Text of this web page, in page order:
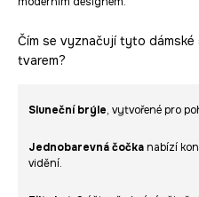
Čím se vyznačují tyto
tvarem?
Sluneční brýle, vytvořené pro
Jednobarevná čočka nabízí
vidění.